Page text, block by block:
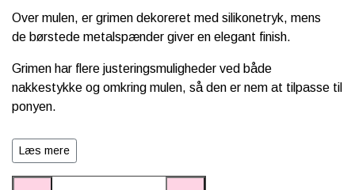
Over mulen, er grimen dekoreret med silikonetryk, mens
de børstede metalspænder giver en elegant finish.
Grimen har flere justeringsmuligheder ved både
nakkestykke og omkring mulen, så den er nem at tilpasse til
ponyen.
Den praktiske trigger karabin ved kæberemmen gør den
hurtig at tage af og på.
Læs mere